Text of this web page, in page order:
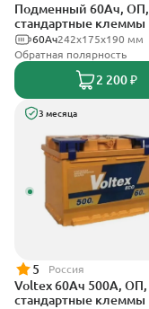
Подменный 60Ач, ОП,
стандартные клеммы
242х175х190 мм
60Ач
Обратная полярность
2 200 ₽
3 месяца
5 Россия
Voltex 60Ач 500А, ОП,
стандартные клеммы